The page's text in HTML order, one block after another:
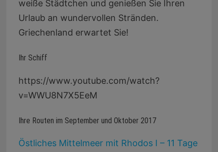
weiße Städtchen und genießen Sie Ihren
Urlaub an wundervollen Stränden.
Griechenland erwartet Sie!
Ihr Schiff
https://www.youtube.com/watch?
v=WWU8N7X5EeM
Ihre Routen im September und Oktober 2017
Östliches Mittelmeer mit Rhodos I – 11 Tage